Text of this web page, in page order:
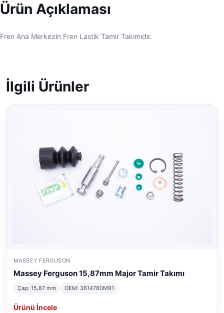
Ürün Açıklaması
Fren Ana Merkezin Fren Lastik Tamir Takımıdır.
İlgili Ürünler
MASSEY FERGUSON
Massey Ferguson 15,87mm Major Tamir Takımı
Çap: 15,87 mm OEM: 3614780M91
Ürünü İncele